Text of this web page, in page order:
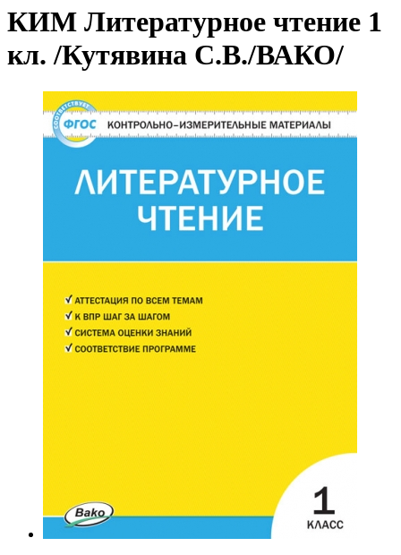
КИМ Литературное чтение 1
кл. /Кутявина С.В./ВАКО/